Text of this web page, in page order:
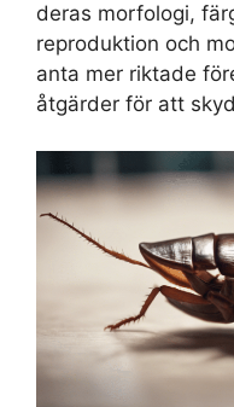
deras morfologi,
reproduktion och
anta mer riktade
åtgärder för att